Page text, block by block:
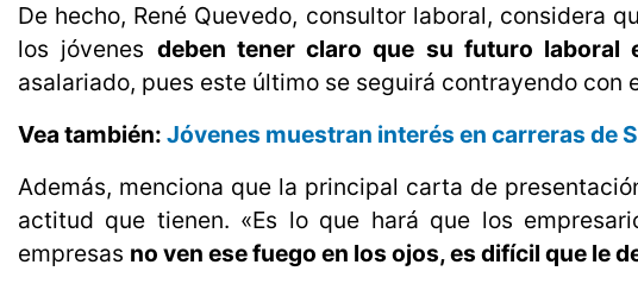
De hecho, René Quevedo, consultor laboral, considera
los jóvenes deben tener claro que su futuro laboral
asalariado, pues este último se seguirá contrayendo con
Vea también: Jóvenes muestran interés en carreras de
Además, menciona que la principal carta de
actitud que tienen. «Es lo que hará que los
empresas no ven ese fuego en los ojos, es difícil que le